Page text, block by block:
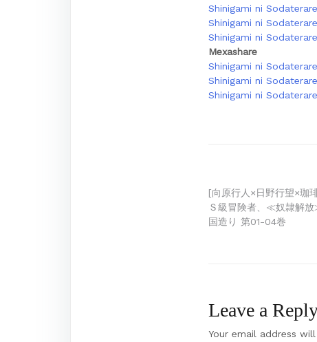
Shinigami ni
Shinigami ni
Shinigami ni
Mexashare
Shinigami ni
Shinigami ni
Shinigami ni
Post
navigation
[向原行人×日野行望×珈
Ｓ級冒険者、≪奴隷解
国造り 第01-04巻
Leave a
Your email address